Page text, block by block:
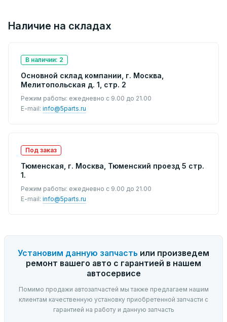
Наличие на складах
В наличии: 2
Основной склад компании, г. Москва,
Мелитопольская д. 1, стр. 2
Режим работы: ежедневно с 9.00 до 21.00
E-mail: info@5parts.ru
Под заказ
Тюменская, г. Москва, Тюменский проезд 5 стр.
1.
Режим работы: ежедневно с 9.00 до 21.00
E-mail: info@5parts.ru
Установим данную запчасть или произведем
ремонт вашего авто с гарантией в нашем
автосервисе
Помимо продажи автозапчастей мы также предлагаем нашим
клиентам качественную установку приобретенной запчасти с
гарантией на работу и данную запчасть